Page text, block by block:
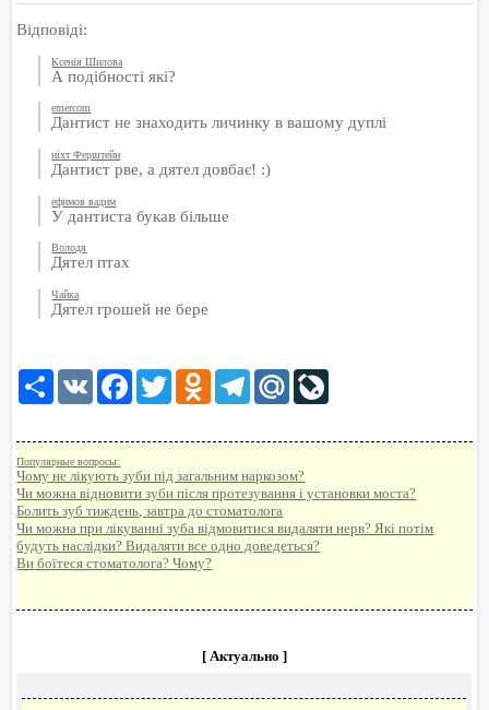
Відповіді:
Ксенія Шилова
А подібності які?
emercom
Дантист не знаходить личинку в вашому дуплі
ніхт Ферштейн
Дантист рве, а дятел довбає! :)
ефимов вадим
У дантиста букав більше
Володя
Дятел птах
Чайка
Дятел грошей не бере
Share VK Facebook
TwitterOdnoklassniki
TelegramMail.Ru
Популярные вопросы:
Чому не лікують зуби під загальним наркозом?
Чи можна відновити зуби після протезування і установки моста?
Болить зуб тиждень, завтра до стоматолога
Чи можна при лікуванні зуба відмовитися видаляти нерв? Які потім
будуть наслідки? Видаляти все одно доведеться?
Ви боїтеся стоматолога? Чому?
[ Актуально ]